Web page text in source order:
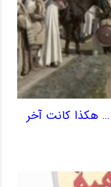
هكذا كانت آخر